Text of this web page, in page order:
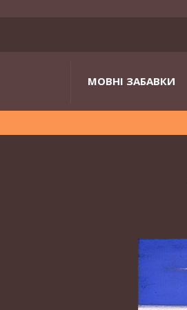
МОВНІ ЗАБАВКИ